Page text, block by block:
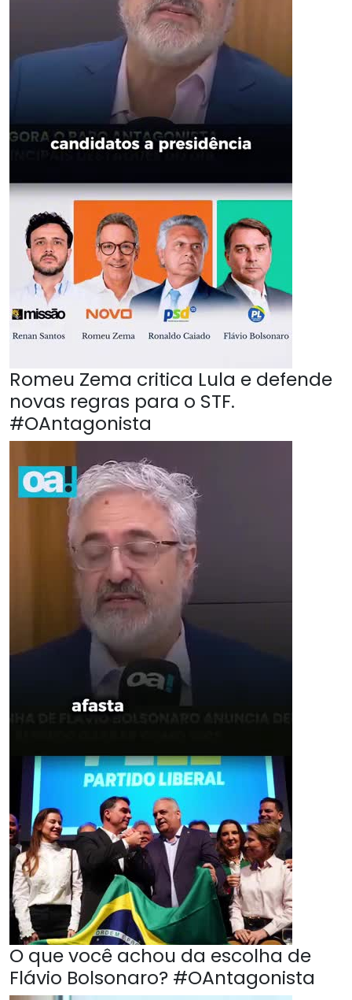
Romeu Zema critica Lula e defende
novas regras para o STF.
#OAntagonista
O que você achou da escolha de
Flávio Bolsonaro? #OAntagonista